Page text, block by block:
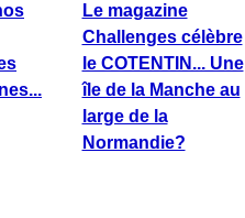
Le magazine
Challenges célèbre
le COTENTIN... Une
île de la Manche au
large de la
Normandie?